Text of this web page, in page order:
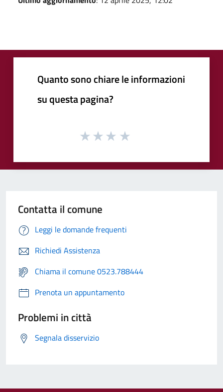
Quanto sono chiare le informazioni
su questa pagina?
Contatta il comune
Leggi le domande frequenti
Richiedi Assistenza
Chiama il comune 0523.788444
Prenota un appuntamento
Problemi in città
Segnala disservizio